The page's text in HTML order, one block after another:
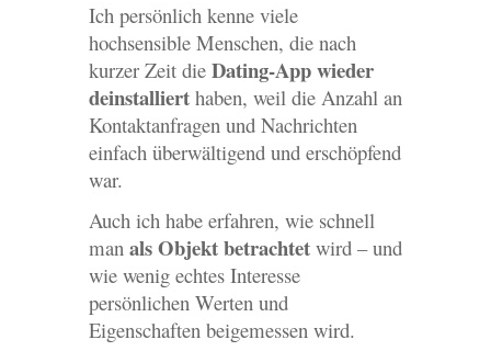
Ich persönlich kenne viele
hochsensible Menschen, die nach
kurzer Zeit die Dating-App wieder
deinstallierthaben, weil die Anzahl an
Kontaktanfragen und Nachrichten
einfach überwältigend und erschöpfend
war.
Auch ich habe erfahren, wie schnell
man als Objekt betrachtetwird – und
wie wenig echtes Interesse
persönlichen Werten und
Eigenschaften beigemessen wird.